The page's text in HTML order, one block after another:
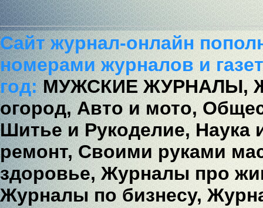
Сайт журнал-онлайн
номерами журналов и
год:МУЖСКИЕ ЖУРНАЛЫ,
огород, Авто и мото,
Шитье и Рукоделие, Наука
ремонт, Своими руками
здоровье, Журналы про
Журналы по бизнесу,